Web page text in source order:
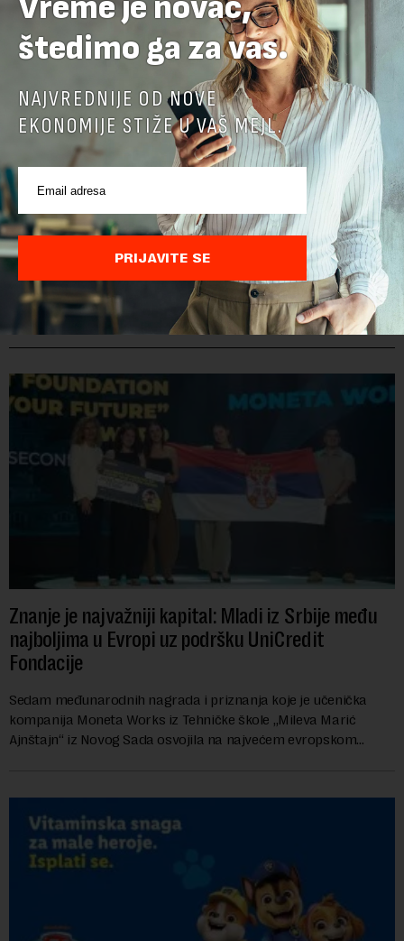
POVEZANI SADRŽAJI
Znanje je najvažniji kapital: Mladi iz Srbije među
najboljima u Evropi uz podršku UniCredit
Fondacije
Sedam međunarodnih nagrada i priznanja koje je učenička
kompanija Moneta Works iz Tehničke škole „Mileva Marić
Ajnštajn“ iz Novog Sada osvojila na najvećem evropskom
štedimo ga za vas.
NAJVREDNIJE OD NOVE
EKONOMIJE STIŽE U VAŠ MEJL.
PRIJAVITE SE